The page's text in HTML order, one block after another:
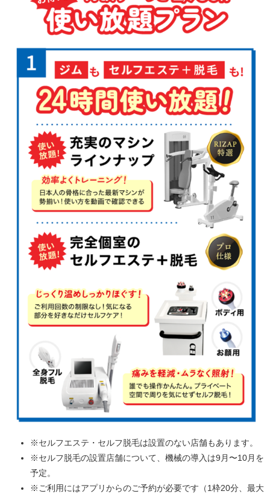
※セルフエステ・セルフ脱毛は設置のない店舗もあります。
※セルフ脱毛の設置店舗について、機械の導入は9月〜10月を
予定。
※ご利用にはアプリからのご予約が必要です（1枠20分、最大